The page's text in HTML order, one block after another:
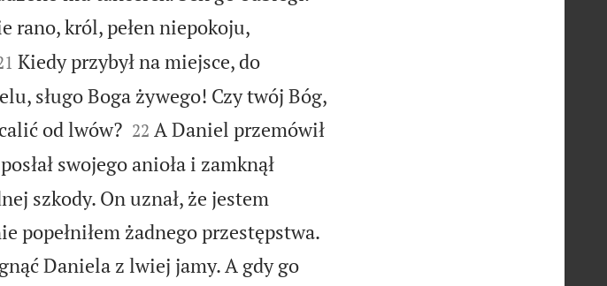
rano, król, pełen niepokoju,
Kiedy przybył na miejsce, do
sługo Boga żywego! Czy twój Bóg,
od lwów?
22 A Daniel przemówił
swojego anioła i zamknął
szkody. On uznał, że jestem
popełniłem żadnego przestępstwa.
Daniela z lwiej jamy. A gdy go